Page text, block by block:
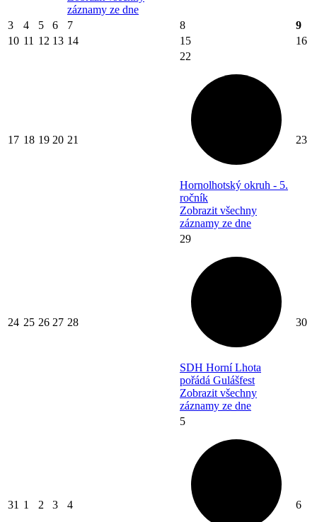
záznamy ze dne
3
4 5 6 7 8
9
10 11 12 13 14 15 16
17 18 19 20 21
22
Hornolhotský okruh - 5.
ročník
Zobrazit všechny
záznamy ze dne
23
24 25 26 27 28
29
SDH Horní Lhota
pořádá Gulášfest
Zobrazit všechny
záznamy ze dne
30
31 1 2 3 4
5
6